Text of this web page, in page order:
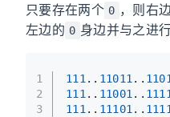
只要存在两个 0 ，则右
左边的 0 身边并与之进
1
2
3
111 .. 11011 ..
111 .. 11001 ..
111 .. 11101 ..